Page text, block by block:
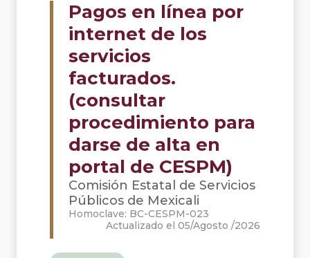
Pagos en línea por
internet de los
servicios
facturados.
(consultar
procedimiento para
darse de alta en
portal de CESPM)
Comisión Estatal de Servicios
Públicos de Mexicali
Homoclave: BC-CESPM-023
Actualizado el 05/Agosto /2026